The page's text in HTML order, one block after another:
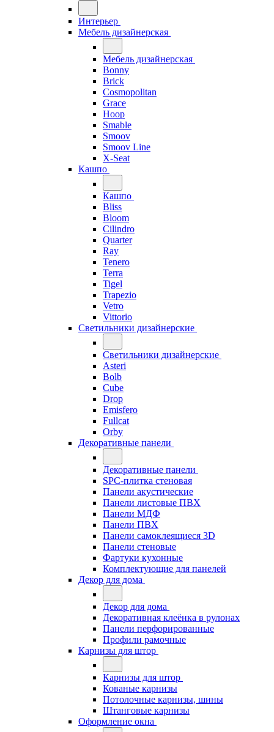
Интерьер
Мебель дизайнерская
Мебель дизайнерская
Bonny
Brick
Cosmopolitan
Grace
Hoop
Smable
Smoov
Smoov Line
X-Seat
Кашпо
Кашпо
Bliss
Bloom
Cilindro
Quarter
Ray
Tenero
Terra
Tigel
Trapezio
Vetro
Vittorio
Светильники дизайнерские
Светильники дизайнерские
Asteri
Bolb
Cube
Drop
Emisfero
Fullcat
Orby
Декоративные панели
Декоративные панели
SPC-плитка стеновая
Панели акустические
Панели листовые ПВХ
Панели МДФ
Панели ПВХ
Панели самоклеящиеся 3D
Панели стеновые
Фартуки кухонные
Комплектующие для панелей
Декор для дома
Декор для дома
Декоративная клеёнка в рулонах
Панели перфорированные
Профили рамочные
Карнизы для штор
Карнизы для штор
Кованые карнизы
Потолочные карнизы, шины
Штанговые карнизы
Оформление окна